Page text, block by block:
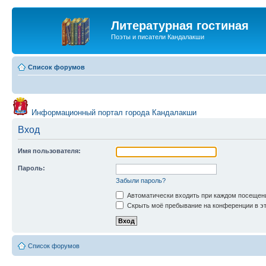
Литературная гостиная
Поэты и писатели Кандалакши
Список форумов
Информационный портал города Кандалакши
Вход
Имя пользователя:
Пароль:
Забыли пароль?
Автоматически входить при каждом
Скрыть моё пребывание на конференции в
Список форумов